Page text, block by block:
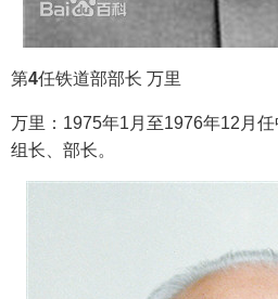
第4任铁道部部长 万里
万里：1975年1月至1976年12月
组长、部长。